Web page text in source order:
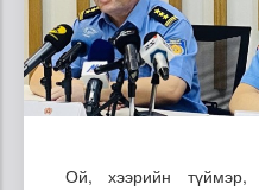
Ой, хээрийн түймэр,